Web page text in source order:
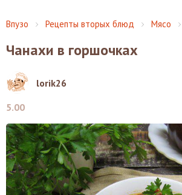
Впузо Рецепты вторых блюд Мясо
Чанахи в горшочках
lorik26
5.00